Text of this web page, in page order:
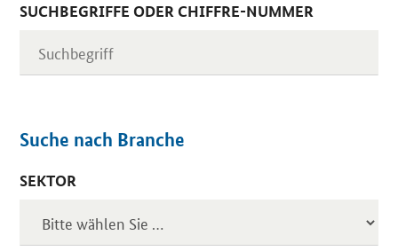
SUCHBEGRIFFE ODER CHIFFRE-NUMMER
Suche nach Branche
SEKTOR